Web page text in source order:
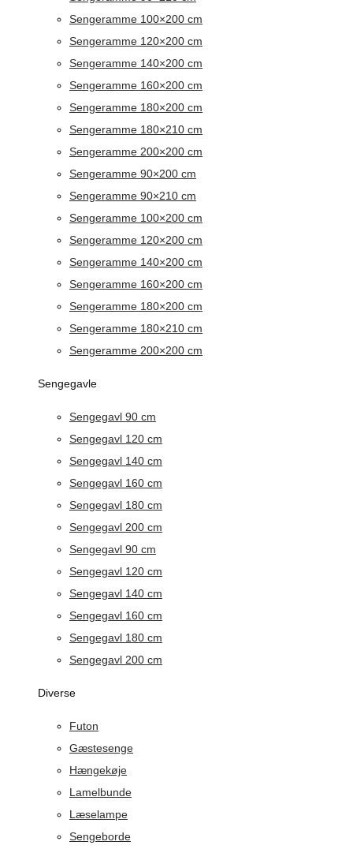
Sengeramme 100×200 cm
Sengeramme 120×200 cm
Sengeramme 140×200 cm
Sengeramme 160×200 cm
Sengeramme 180×200 cm
Sengeramme 180×210 cm
Sengeramme 200×200 cm
Sengeramme 90×200 cm
Sengeramme 90×210 cm
Sengeramme 100×200 cm
Sengeramme 120×200 cm
Sengeramme 140×200 cm
Sengeramme 160×200 cm
Sengeramme 180×200 cm
Sengeramme 180×210 cm
Sengeramme 200×200 cm
Sengegavle
Sengegavl 90 cm
Sengegavl 120 cm
Sengegavl 140 cm
Sengegavl 160 cm
Sengegavl 180 cm
Sengegavl 200 cm
Sengegavl 90 cm
Sengegavl 120 cm
Sengegavl 140 cm
Sengegavl 160 cm
Sengegavl 180 cm
Sengegavl 200 cm
Diverse
Futon
Gæstesenge
Hængekøje
Lamelbunde
Læselampe
Sengeborde